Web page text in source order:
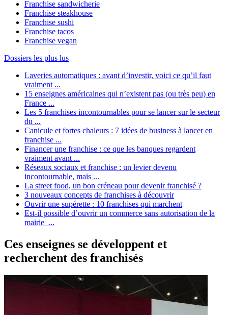
Franchise sandwicherie
Franchise steakhouse
Franchise sushi
Franchise tacos
Franchise vegan
Dossiers les plus lus
Laveries automatiques : avant d’investir, voici ce qu’il faut
vraiment ...
15 enseignes américaines qui n’existent pas (ou très peu) en
France ...
Les 5 franchises incontournables pour se lancer sur le secteur
du ...
Canicule et fortes chaleurs : 7 idées de business à lancer en
franchise ...
Financer une franchise : ce que les banques regardent
vraiment avant ...
Réseaux sociaux et franchise : un levier devenu
incontournable, mais ...
La street food, un bon créneau pour devenir franchisé ?
3 nouveaux concepts de franchises à découvrir
Ouvrir une supérette : 10 franchises qui marchent
Est-il possible d’ouvrir un commerce sans autorisation de la
mairie ...
Ces enseignes se développent et
recherchent des franchisés